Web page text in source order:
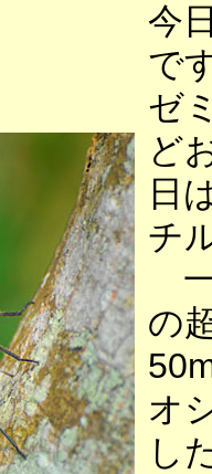
今
で
ゼ
ど
日
チ
一
の
オ
し